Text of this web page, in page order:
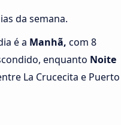
da semana.
é a Manhã, com 8
enquanto Noite
La Crucecita e Puerto